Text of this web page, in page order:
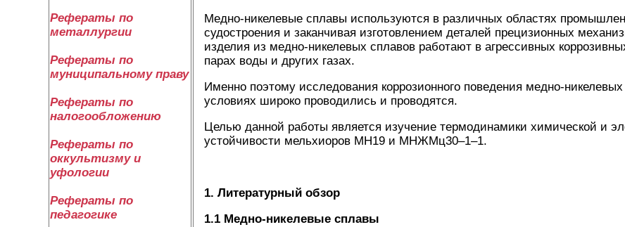
Рефераты по
металлургии
Рефераты по
муниципальному праву
Рефераты по
налогообложению
Рефераты по
оккультизму и
уфологии
Рефераты по
педагогике
Медно-никелевые сплавы используются в различных областях
судостроения и заканчивая изготовлением деталей прецизионных
изделия из медно-никелевых сплавов работают в агрессивных
парах воды и других газах.
Именно поэтому исследования коррозионного поведения медно-
условиях широко проводились и проводятся.
Целью данной работы является изучение термодинамики химической и
устойчивости мельхиоров МН19 и МНЖМц30–1–1.
1. Литературный обзор
1.1 Медно-никелевые сплавы